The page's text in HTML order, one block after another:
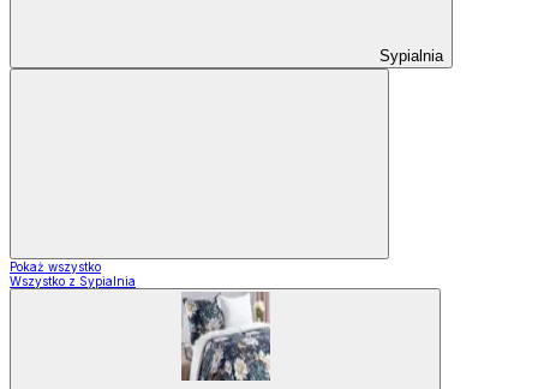
Sypialnia
Pokaż wszystko
Wszystko z Sypialnia